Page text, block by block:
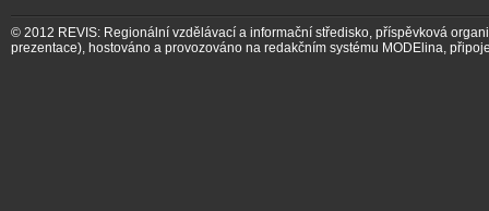
© 2012 REVIS: Regionální vzdělávací a informační středisko, příspěvková
prezentace), hostováno a provozováno na redakčním systému MODElina,